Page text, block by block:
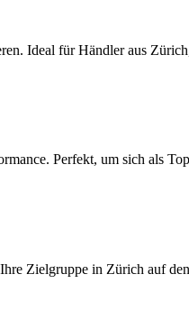
Ideal für Händler aus
Perfekt, um sich als
Zielgruppe in Zürich auf